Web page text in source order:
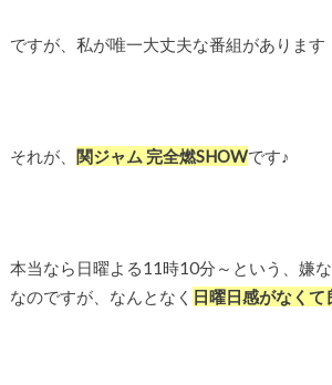
ですが、私が唯一大丈夫な番組があります
それが、 関ジャム 完全燃SHOWです♪
本当なら日曜よる11時10分～という、嫌
なのですが、なんとなく 日曜日感がなくて